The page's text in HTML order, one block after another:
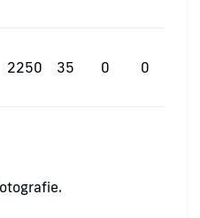
2250 35 0 0